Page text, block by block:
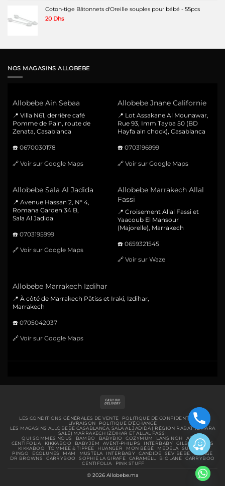
Coton-tige Bâtonnets d'Oreille souples pour bébé - 55pcs
20 Dhs
NOS MAGASINS ALLOBEBE
Allobebe Ain Sebaa
📍 Villa N61, derrière café
Pomme de Pain, route de
Zenata, Casablanca
☎️ 0670030178
🔗 Voir sur Google Maps
Allobebe Jnane Californie
📍 Lot Assakane Al Mounawar,
Rue 93, Imm Tayba 50 (BD
Hayfa ain chock), Casablanca
☎️ 0703196999
🔗 Voir sur Google Maps
Allobebe Sala Al Jadida
📍 Avenue Hassan 2, N° 4,
Romana Garden 34 B,
Sala Al Jadida
☎️ 0703195999
🔗 Voir sur Google Maps
Allobebe Marrakech Allal
Fassi
📍 Croisement Allal Fassi et
Yaacoub El Mansour
(Majorelle), Marrakech
☎️ 0659321545
🔗 Voir sur Waze
Allobebe Marrakech Izdihar
📍 À côté de Marrakech Pâtiss et Iraki, Izdihar,
Marrakech
☎️ 0705042037
🔗 Voir sur Google Maps
Delivery
LES CONDITIONS GÉNÉRALES DE VENTE
POLITIQUE DE CONFIDENTIALITÉ
LIVRAISON
POLITIQUE D’ÉCHANGE
LES MAGASINS ALLOBEBE CASABLANCA, SALA AL JADIDA ( RÉGION RABAT TEMARA
SALÉ) MARRAKECH IZDIHAR ET ALLAL FASSI
QUI SOMMES NOUS
BAMBO BABYBIO COZYMUM LANSINOH
ABENA
CENTIFOLIA
KIKKABOO BABYJEM AVENT-PHILIPS INTERBABY GILBERT
BIBS
KIKKABOO
TOMMEE & TIPPEE HUANGER MON BÉBÉ MEDELA
SUAVINEX
PINGO
ECOLUNES MAM MUSTELA INTERBABY CANDIDE SEVIBEBE
URIAGE
DR BROWNS
CARRYBOO SOPHIE LA GIRAFE CARAMELL BIOLANE
CARRYBOO
CENTIFOLIA
PINK STUFF
© 2026 Allobebe.ma